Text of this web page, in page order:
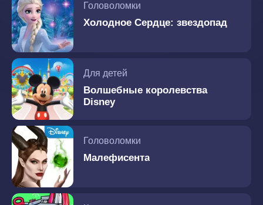
Головоломки
Холодное Сердце: звездопад
Для детей
Волшебные королевства
Disney
Головоломки
Малефисента